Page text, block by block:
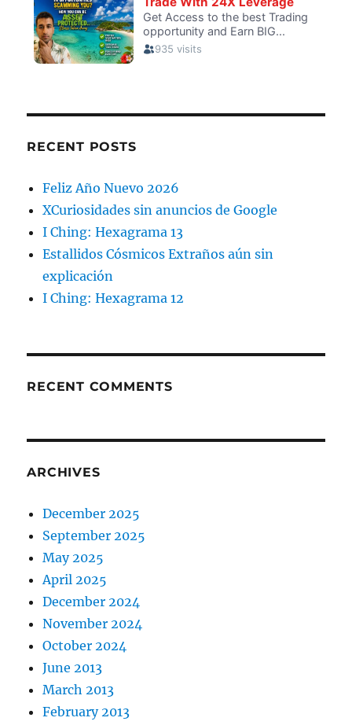
RECENT POSTS
Feliz Año Nuevo 2026
XCuriosidades sin anuncios de Google
I Ching: Hexagrama 13
Estallidos Cósmicos Extraños aún sin
explicación
I Ching: Hexagrama 12
RECENT COMMENTS
ARCHIVES
December 2025
September 2025
May 2025
April 2025
December 2024
November 2024
October 2024
June 2013
March 2013
February 2013